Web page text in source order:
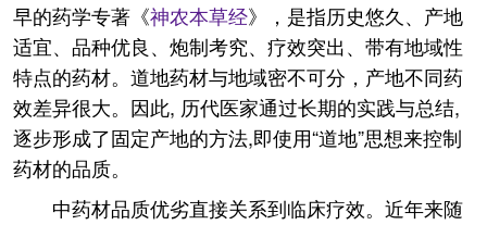
早的药学专著《神农本草经》，是指历史悠久、产地
适宜、品种优良、炮制考究、疗效突出、带有地域性
特点的药材。道地药材与地域密不可分，产地不同药
效差异很大。因此, 历代医家通过长期的实践与总结,
逐步形成了固定产地的方法,即使用“道地”思想来控制
药材的品质。
中药材品质优劣直接关系到临床疗效。近年来随